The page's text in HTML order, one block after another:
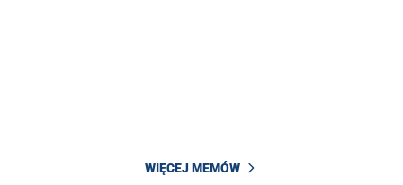
WIĘCEJ MEMÓW